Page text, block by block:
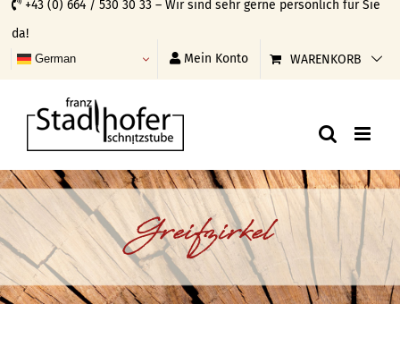
Skip
to
content
+43 (0) 664 / 530 30 33 – Wir sind sehr gerne persönlich für Sie
da!
German Mein Konto WARENKORB
Greifzirkel